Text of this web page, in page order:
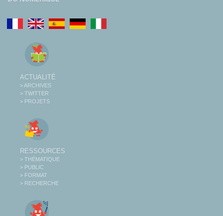
ACTUALITÉ
> ARCHIVES
> TWITTER
> PROJETS
RESSOURCES
> THÉMATIQUE
> PUBLIC
> FORMAT
> RECHERCHE